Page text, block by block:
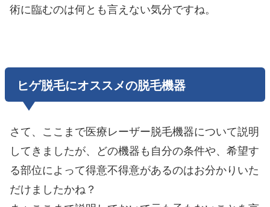
術に臨むのは何とも言えない気分ですね。
ヒゲ脱毛にオススメの脱毛機器
さて、ここまで医療レーザー脱毛機器について説明
してきましたが、どの機器も自分の条件や、希望す
る部位によって得意不得意があるのはお分かりいた
だけましたかね？